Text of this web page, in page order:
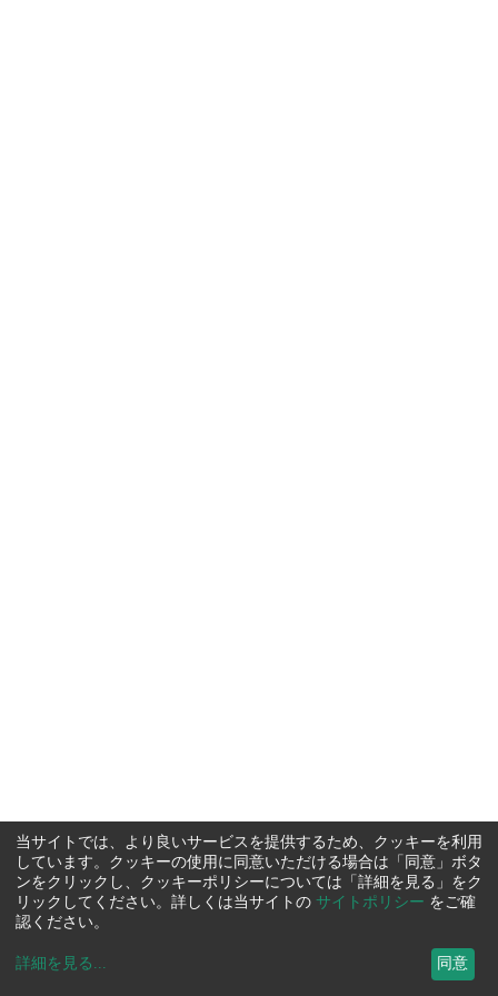
当サイトでは、より良いサービスを提供するため、クッキーを利用
しています。クッキーの使用に同意いただける場合は「同意」ボタ
ンをクリックし、クッキーポリシーについては「詳細を見る」をク
リックしてください。詳しくは当サイトの サイトポリシー をご確
認ください。
詳細を見る ... 同意